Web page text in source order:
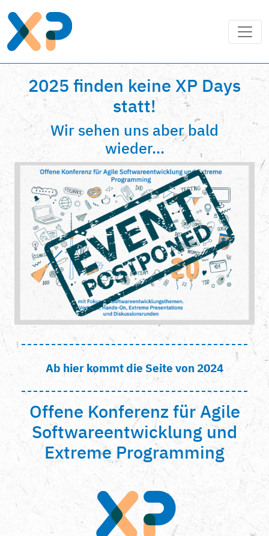
2025 finden keine XP Days
statt!
Wir sehen uns aber bald
wieder...
Ab hier kommt die Seite von 2024
Offene Konferenz für Agile
Softwareentwicklung und
Extreme Programming